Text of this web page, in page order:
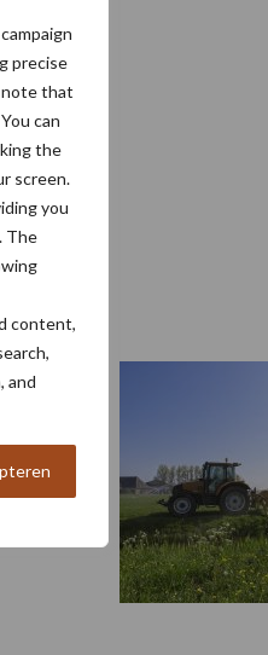
precise
note that
can
the
screen.
you
The
content,
and